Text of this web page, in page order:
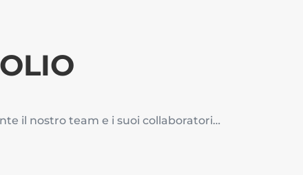
il nostro team e i suoi collaboratori…